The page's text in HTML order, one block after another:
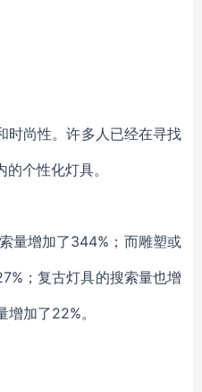
时尚性。许多人已经在寻找
的个性化灯具。
量增加了344% ； 而雕塑或
；复古灯具的搜索量也增
增加了22%。